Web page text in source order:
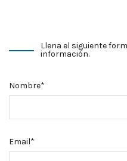
Llena el siguiente
información.
Nombre*
Email*